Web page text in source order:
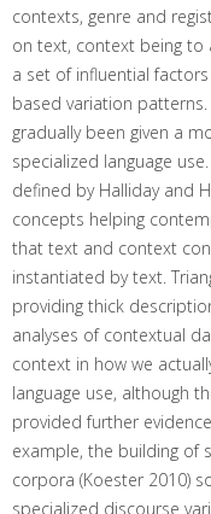
contexts, genre and
on text, context being to
a set of influential
based variation
gradually been given a
specialized language
defined by Halliday and
concepts helping
that text and context
instantiated by text.
providing thick
analyses of contextual
context in how we
language use, although
provided further
example, the building of
corpora (Koester 2010)
specialized discourse